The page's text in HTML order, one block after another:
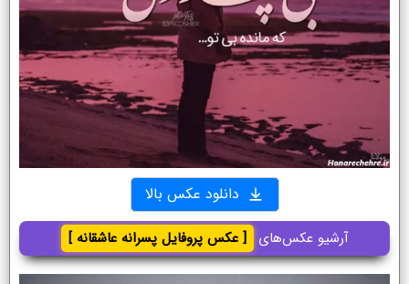
دانلود عکس بالا
آرشیو عکس‌های [ عکس پروفایل پسرانه عاشقانه ]